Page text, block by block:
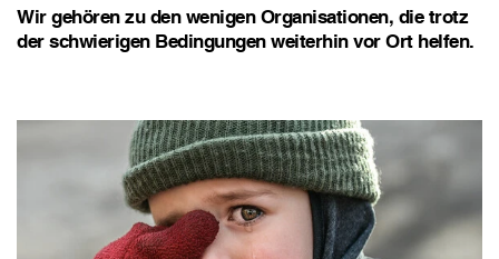
Wir gehören zu den wenigen Organisationen, die trotz
der schwierigen Bedingungen weiterhin vor Ort helfen.